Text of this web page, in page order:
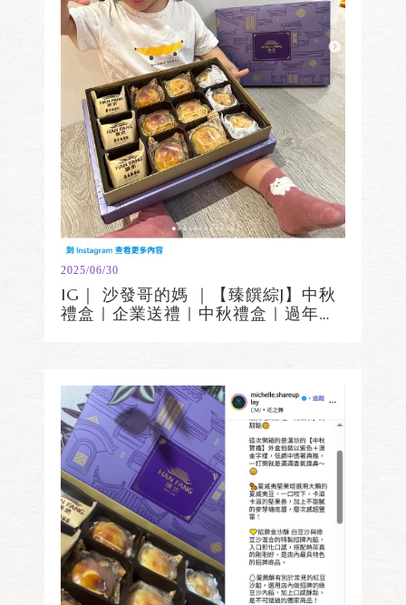
2025/06/30
IG｜ 沙發哥的媽 ｜【臻饌綜J】中秋
禮盒｜企業送禮｜中秋禮盒｜過年禮